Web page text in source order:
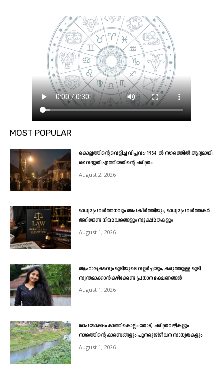
MOST POPULAR
കൊല്ലത്തിന്റെ വെളിച്ച വിപ്ലവം; 1934-ൽ നഗരത്തിൽ ആദ്യമായി
വൈദ്യുതി എത്തിയതിന്റെ ചരിത്രം
August 2, 2026
മാധ്യമപ്രവർത്തനവും അപകീർത്തിയും; മാധ്യമപ്രവർത്തകർ
അറിയേണ്ട നിയമവശങ്ങളും സൂക്ഷ്മതകളും
August 1, 2026
ആഹാരക്രമവും മുടിയുടെ വളർച്ചയും; കരുത്തുള്ള മുടി
സ്വന്തമാക്കാൻ കഴിക്കേണ്ട പ്രധാന ഭക്ഷണങ്ങൾ
August 1, 2026
ശാപമോക്ഷം കാത്ത് കൊല്ലം തോട്; ചരിത്രവഴികളും
നാശത്തിന്റെ കാരണങ്ങളും പുനരുജ്ജീവന സാധ്യതകളും
August 1, 2026